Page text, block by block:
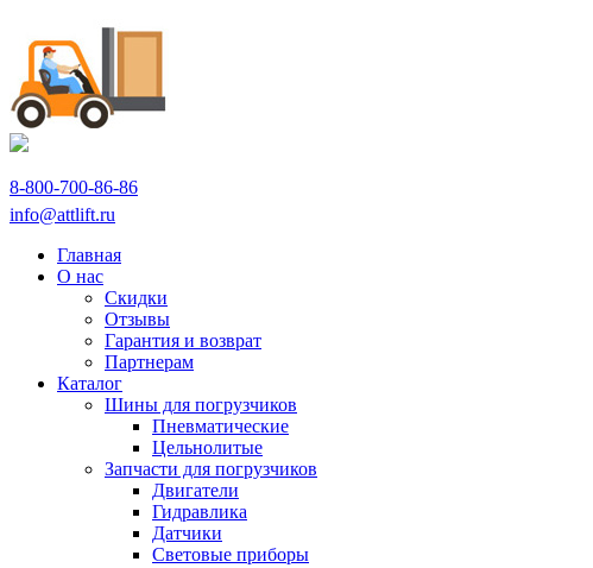
8-800-700-86-86
info@attlift.ru
Главная
О нас
Скидки
Отзывы
Гарантия и возврат
Партнерам
Каталог
Шины для погрузчиков
Пневматические
Цельнолитые
Запчасти для погрузчиков
Двигатели
Гидравлика
Датчики
Световые приборы